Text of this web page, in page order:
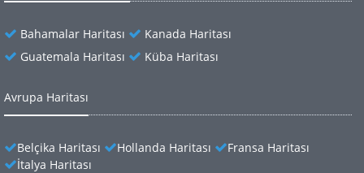
Bahamalar Haritası
Kanada Haritası
Guatemala Haritası
Küba Haritası
Avrupa Haritası
Belçika Haritası Hollanda Haritası
Fransa Haritası
İtalya Haritası